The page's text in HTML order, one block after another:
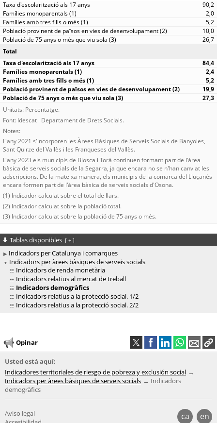
90,2
2,0
5,2
10,0
26,7
Total
84,4
2,4
5,2
19,9
27,3
Unitats: Percentatge.
Font: Idescat i Departament de Drets Socials.
Notes:
L'any 2021 s'incorporen les Àrees Bàsiques de Serveis Socials de Banyoles,
Sant Quirze del Vallès i les Franqueses del Vallès.
L'any 2023 els municipis de Biosca i Torà continuen formant part de l'àrea
bàsica de serveis socials de la Segarra, ja que encara no se n'han canviat les
adscripcions. De la mateixa manera, els municipis de la comarca del Lluçanès
encara formen part de l'àrea bàsica de serveis socials d'Osona.
(1) Indicador calculat sobre el total de llars.
(2) Indicador calculat sobre la població total.
(3) Indicador calculat sobre la població de 75 anys o més.
Tablas disponibles [ + ]
Indicadors per Catalunya i comarques
Indicadors per àrees bàsiques de serveis socials
Indicadors de renda monetària
Indicadors relatius al mercat de treball
Indicadors demogràfics
Indicadors relatius a la protecció social. 1/2
Indicadors relatius a la protecció social. 2/2
Opinar
Usted está aquí:
Indicadores territoriales de riesgo de pobreza y exclusión social
Indicadors per àrees bàsiques de serveis socials
Indicadors
demogràfics
ca en
Aviso legal